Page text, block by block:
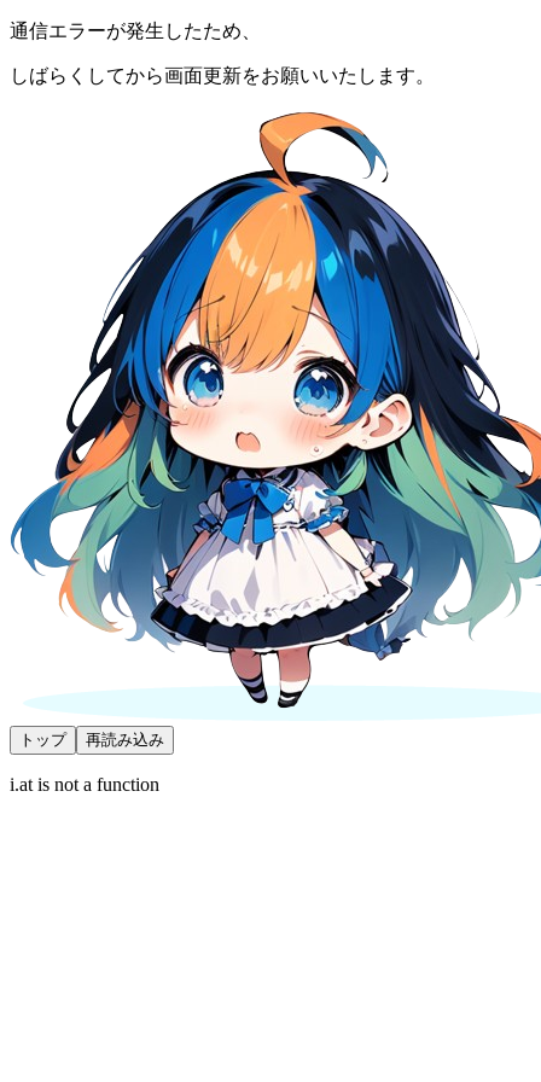
通信エラーが発生したため、
しばらくしてから画面更新をお願いいたします。
トップ 再読み込み
i.at is not a function